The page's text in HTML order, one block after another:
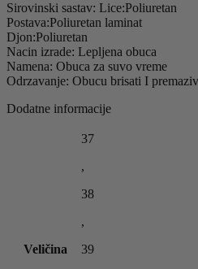
Sirovinski sastav: Lice:Poliuretan
Postava:Poliuretan laminat
Djon:Poliuretan
Nacin izrade: Lepljena obuca
Namena: Obuca za suvo vreme
Odrzavanje: Obucu brisati I
Dodatne informacije
Veličina
37
,
38
,
39